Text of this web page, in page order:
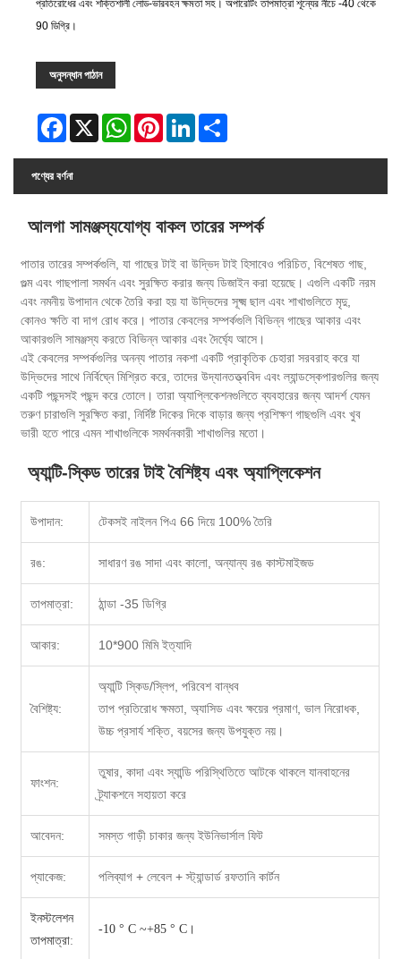
প্রতিরোধের এবং শক্তিশালী লোড-ভারবহন ক্ষমতা সহ। অপারেটিং তাপমাত্রা শূন্যের নীচে -40 থেকে
90 ডিগ্রি।
অনুসন্ধান পাঠান
Facebook
X WhatsAppPinterestLinkedIn
পণ্যের বর্ণনা
আলগা সামঞ্জস্যযোগ্য বাকল তারের সম্পর্ক
পাতার তারের সম্পর্কগুলি, যা গাছের টাই বা উদ্ভিদ টাই হিসাবেও পরিচিত, বিশেষত গাছ,
গুল্ম এবং গাছপালা সমর্থন এবং সুরক্ষিত করার জন্য ডিজাইন করা হয়েছে। এগুলি একটি নরম
এবং নমনীয় উপাদান থেকে তৈরি করা হয় যা উদ্ভিদের সূক্ষ্ম ছাল এবং শাখাগুলিতে মৃদু,
কোনও ক্ষতি বা দাগ রোধ করে। পাতার কেবলের সম্পর্কগুলি বিভিন্ন গাছের আকার এবং
আকারগুলি সামঞ্জস্য করতে বিভিন্ন আকার এবং দৈর্ঘ্যে আসে।
এই কেবলের সম্পর্কগুলির অনন্য পাতার নকশা একটি প্রাকৃতিক চেহারা সরবরাহ করে যা
উদ্ভিদের সাথে নির্বিঘ্নে মিশ্রিত করে, তাদের উদ্যানতত্ত্ববিদ এবং ল্যান্ডস্কেপারগুলির জন্য
একটি পছন্দসই পছন্দ করে তোলে। তারা অ্যাপ্লিকেশনগুলিতে ব্যবহারের জন্য আদর্শ যেমন
তরুণ চারাগুলি সুরক্ষিত করা, নির্দিষ্ট দিকের দিকে বাড়ার জন্য প্রশিক্ষণ গাছগুলি এবং খুব
ভারী হতে পারে এমন শাখাগুলিকে সমর্থনকারী শাখাগুলির মতো।
অ্যান্টি-স্কিড তারের টাই বৈশিষ্ট্য এবং অ্যাপ্লিকেশন
উপাদান: টেকসই নাইলন পিএ 66 দিয়ে 100% তৈরি
রঙ: সাধারণ রঙ সাদা এবং কালো, অন্যান্য রঙ কাস্টমাইজড
তাপমাত্রা: ঠান্ডা -35 ডিগ্রি
আকার: 10*900 মিমি ইত্যাদি
বৈশিষ্ট্য:
অ্যান্টি স্কিড/স্লিপ, পরিবেশ বান্ধব
তাপ প্রতিরোধ ক্ষমতা, অ্যাসিড এবং ক্ষয়ের প্রমাণ, ভাল নিরোধক,
উচ্চ প্রসার্য শক্তি, বয়সের জন্য উপযুক্ত নয়।
ফাংশন:
তুষার, কাদা এবং স্যান্ডি পরিস্থিতিতে আটকে থাকলে যানবাহনের
ট্র্যাকশনে সহায়তা করে
আবেদন: সমস্ত গাড়ী চাকার জন্য ইউনিভার্সাল ফিট
প্যাকেজ: পলিব্যাগ + লেবেল + স্ট্যান্ডার্ড রফতানি কার্টন
ইনস্টলেশন
তাপমাত্রা:
-10 ° C ~+85 ° C।